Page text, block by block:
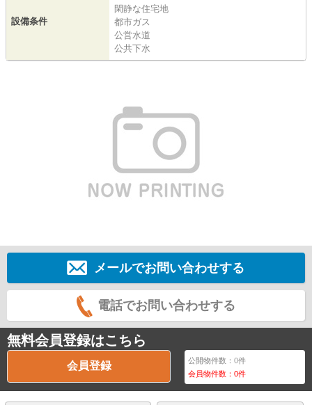
設備条件
閑静な住宅地
都市ガス
公営水道
公共下水
メールでお問い合わせする
電話でお問い合わせする
無料会員登録はこちら
会員登録 公開物件数：0件
会員物件数：0件